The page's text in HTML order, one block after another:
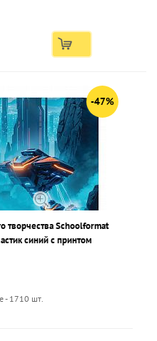
-47%
творчества Schoolformat
синий с принтом
- 1710 шт.